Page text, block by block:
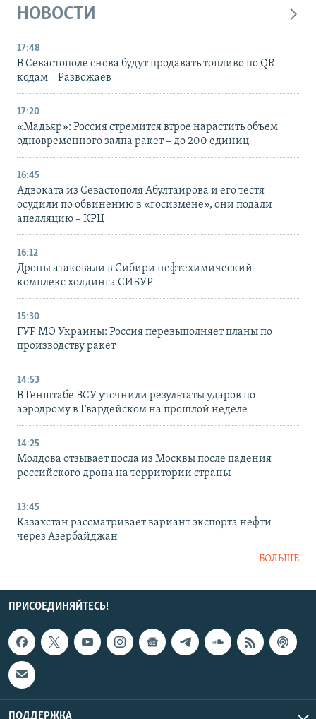
НОВОСТИ
17:48
В Севастополе снова будут продавать топливо по QR-
кодам – Развожаев
17:20
«Мадьяр»: Россия стремится втрое нарастить объем
одновременного залпа ракет – до 200 единиц
16:45
Адвоката из Севастополя Абултаирова и его тестя
осудили по обвинению в «госизмене», они подали
апелляцию – КРЦ
16:12
Дроны атаковали в Сибири нефтехимический
комплекс холдинга СИБУР
15:30
ГУР МО Украины: Россия перевыполняет планы по
производству ракет
14:53
В Генштабе ВСУ уточнили результаты ударов по
аэродрому в Гвардейском на прошлой неделе
14:25
Молдова отзывает посла из Москвы после падения
российского дрона на территории страны
13:45
Казахстан рассматривает вариант экспорта нефти
через Азербайджан
БОЛЬШЕ
ПРИСОЕДИНЯЙТЕСЬ!
ПОДДЕРЖКА